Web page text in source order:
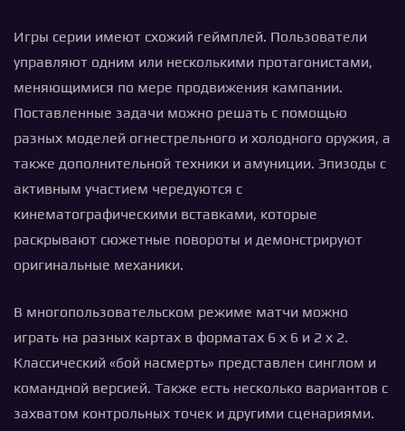
Игры серии имеют схожий геймплей. Пользователи
управляют одним или несколькими протагонистами,
меняющимися по мере продвижения кампании.
Поставленные задачи можно решать с помощью
разных моделей огнестрельного и холодного оружия, а
также дополнительной техники и амуниции. Эпизоды с
активным участием чередуются с
кинематографическими вставками, которые
раскрывают сюжетные повороты и демонстрируют
оригинальные механики.
В многопользовательском режиме матчи можно
играть на разных картах в форматах 6 х 6 и 2 х 2.
Классический «бой насмерть» представлен синглом и
командной версией. Также есть несколько вариантов с
захватом контрольных точек и другими сценариями.